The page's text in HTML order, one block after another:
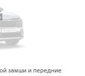
замши и передние